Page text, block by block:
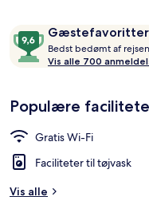
AnmeldelserGæstefavoritter
9,6
ud
af
Gæstefavoritter
Bedst bedømt af
Vis alle 700
Populære
Gratis Wi-Fi
Faciliteter til tøjvask
Vis alle